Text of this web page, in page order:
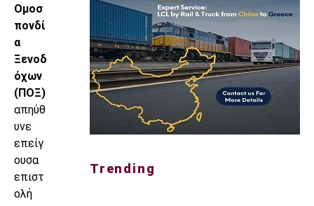
Ομοσ
πονδί
α
Ξενοδ
όχων
(ΠΟΞ)
απηύθ
υνε
επείγ
ουσα
επιστ
ολή
Trending